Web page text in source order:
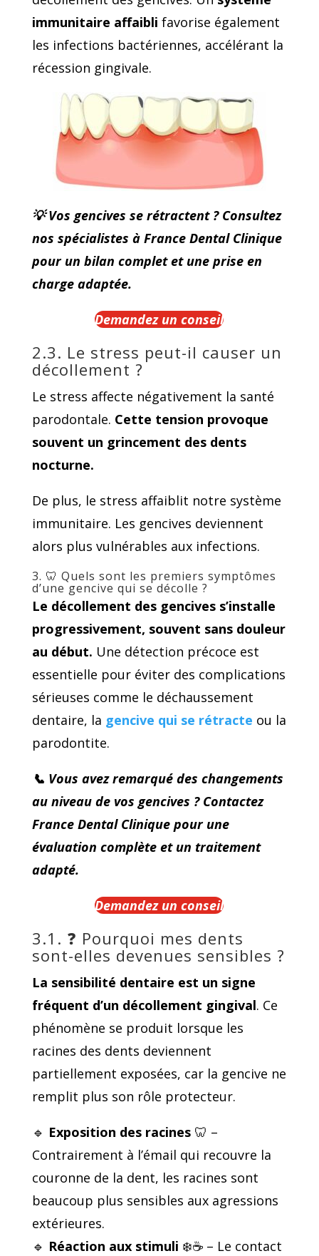
immunitaire affaibli favorise également
les infections bactériennes, accélérant la
récession gingivale.
💡 Vos gencives se rétractent ? Consultez
nos spécialistes à France Dental Clinique
pour un bilan complet et une prise en
charge adaptée.
Demandez un conseil
2.3. Le stress peut-il causer un
décollement ?
Le stress affecte négativement la santé
parodontale. Cette tension provoque
souvent un grincement des dents
nocturne.
De plus, le stress affaiblit notre système
immunitaire. Les gencives deviennent
alors plus vulnérables aux infections.
3. 🦷 Quels sont les premiers symptômes
d’une gencive qui se décolle ?
Le décollement des gencives s’installe
progressivement, souvent sans douleur
au début. Une détection précoce est
essentielle pour éviter des complications
sérieuses comme le déchaussement
dentaire, la gencive qui se rétracte ou la
parodontite.
📞 Vous avez remarqué des changements
au niveau de vos gencives ? Contactez
France Dental Clinique pour une
évaluation complète et un traitement
adapté.
Demandez un conseil
3.1. ❓ Pourquoi mes dents
sont-elles devenues sensibles ?
La sensibilité dentaire est un signe
fréquent d’un décollement gingival. Ce
phénomène se produit lorsque les
racines des dents deviennent
partiellement exposées, car la gencive ne
remplit plus son rôle protecteur.
🔹 Exposition des racines🦷 –
Contrairement à l’émail qui recouvre la
couronne de la dent, les racines sont
beaucoup plus sensibles aux agressions
extérieures.
🔹 Réaction aux stimuli ❄️☕ – Le contact